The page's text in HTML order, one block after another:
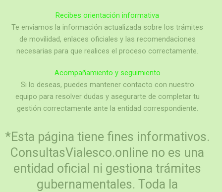
Recibes orientación informativa
Te enviamos la información actualizada sobre los trámites
de movilidad, enlaces oficiales y las recomendaciones
necesarias para que realices el proceso correctamente.
Acompañamiento y seguimiento
Si lo deseas, puedes mantener contacto con nuestro
equipo para resolver dudas y asegurarte de completar tu
gestión correctamente ante la entidad correspondiente.
*Esta página tiene fines informativos.
ConsultasVialesco.online no es una
entidad oficial ni gestiona trámites
gubernamentales. Toda la